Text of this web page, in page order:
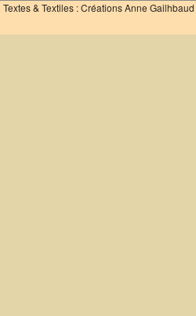
Textes & Textiles : Créations Anne Gailhbaud